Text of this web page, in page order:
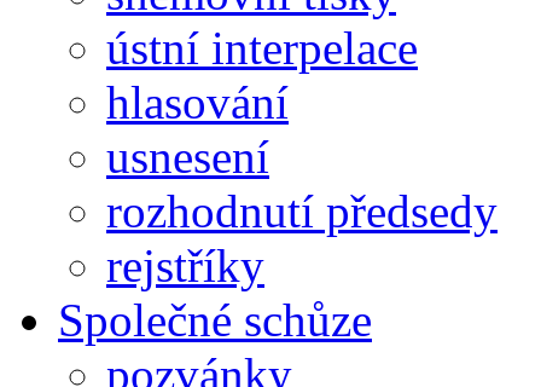
ústní interpelace
hlasování
usnesení
rozhodnutí předsedy
rejstříky
Společné schůze
pozvánky